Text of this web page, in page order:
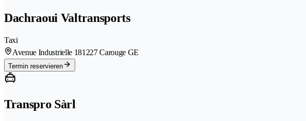
Dachraoui Valtransports
Taxi
Avenue Industrielle 181227 Carouge GE
Termin reservieren
Transpro Sàrl